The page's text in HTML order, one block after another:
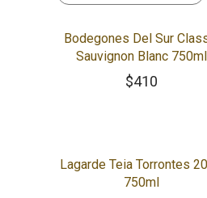
Bodegones Del Sur
Sauvignon Blanc 750ml
$410
Lagarde Teia Torrontes
750ml